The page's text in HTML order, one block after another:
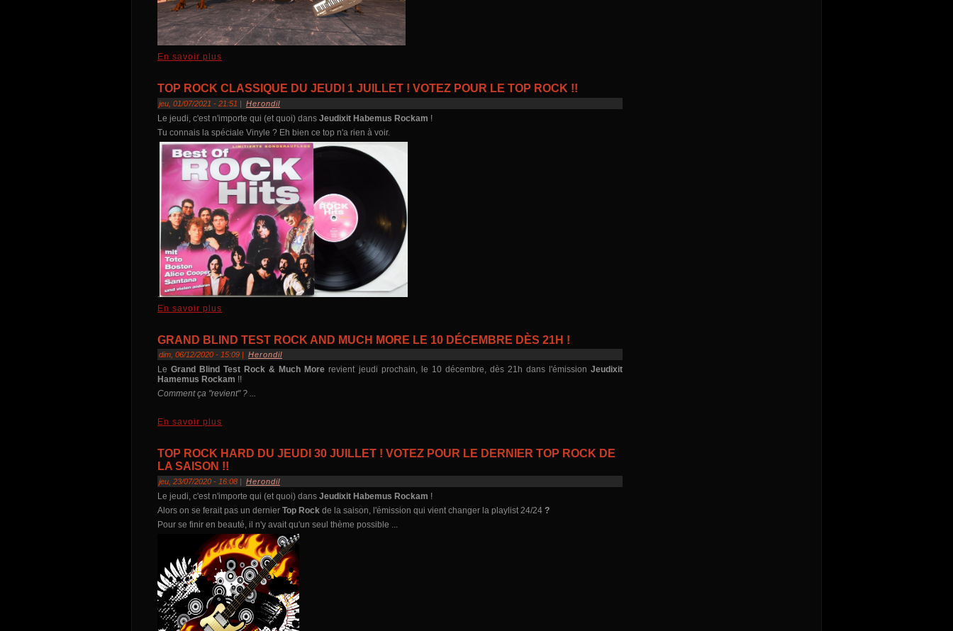
En savoir plus
TOP ROCK CLASSIQUE DU JEUDI 1 JUILLET ! VOTEZ POUR LE TOP ROCK !!
jeu, 01/07/2021 - 21:51 | Herondil
Le jeudi, c'est n'importe qui (et quoi) dans Jeudixit Habemus Rockam !
Tu connais la spéciale Vinyle ? Eh bien ce top n'a rien à voir.
En savoir plus
GRAND BLIND TEST ROCK AND MUCH MORE LE 10 DÉCEMBRE DÈS 21H !
dim, 06/12/2020 - 15:09 | Herondil
LeGrand Blind Test Rock & Much More revient jeudi prochain, le 10 décembre, dès 21h dans l'émission Jeudixit
Hamemus Rockam !!
Comment ça "revient" ? ...
En savoir plus
TOP ROCK HARD DU JEUDI 30 JUILLET ! VOTEZ POUR LE DERNIER TOP ROCK DE
LA SAISON !!
jeu, 23/07/2020 - 16:08 | Herondil
Le jeudi, c'est n'importe qui (et quoi) dans Jeudixit Habemus Rockam !
Alors on se ferait pas un dernier Top Rock de la saison, l'émission qui vient changer la playlist 24/24 ?
Pour se finir en beauté, il n'y avait qu'un seul thème possible ...